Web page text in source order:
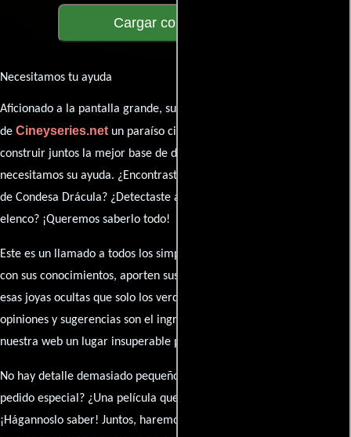
Cargar comentarios
Necesitamos tu ayuda
Aficionado a la pantalla grande, su participación es clave para hacer
de Cineyseries.netun paraíso cinéfilo completo. Queremos
construir juntos la mejor base de datos cinematográfica, pero
necesitamos su ayuda. ¿Encontraste algún dato faltante en la ficha
de Condesa Drácula? ¿Detectaste algún error en la sinopsis o el
elenco? ¡Queremos saberlo todo!
Este es un llamado a todos los simpatizantes del cine: contribuyan
con sus conocimientos, aporten sus descubrimientos y compartan
esas joyas ocultas que solo los verdaderos fanáticos conocen. Sus
opiniones y sugerencias son el ingrediente secreto que hará de
nuestra web un lugar insuperable para los amantes del celuloide.
No hay detalle demasiado pequeño ni opinión insignificante. ¿Algún
pedido especial? ¿Una película que sueñas con ver reseñada?
¡Hágannoslo saber! Juntos, haremos de esta comunidad el epicentro